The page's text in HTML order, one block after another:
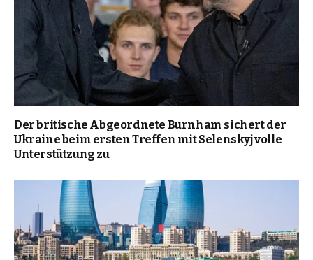
Der britische Abgeordnete Burnham sichert der
Ukraine beim ersten Treffen mit Selenskyj volle
Unterstützung zu